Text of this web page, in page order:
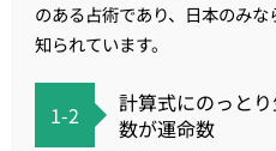
のある占術であり、日本のみ
知られています。
1-2
計算式にのっと
数が運命数